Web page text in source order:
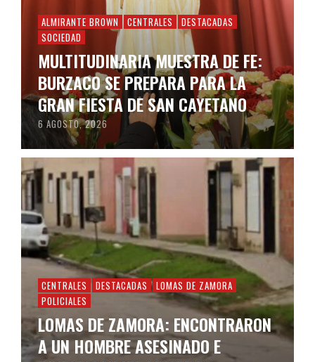
ALMIRANTE BROWN CENTRALES
DESTACADAS
SOCIEDAD
MULTITUDINARIA MUESTRA DE FE:
BURZACO SE PREPARA PARA LA
GRAN FIESTA DE SAN CAYETANO
6 AGOSTO, 2026
CENTRALES DESTACADAS
LOMAS DE ZAMORA
POLICIALES
LOMAS DE ZAMORA: ENCONTRARON
A UN HOMBRE ASESINADO E